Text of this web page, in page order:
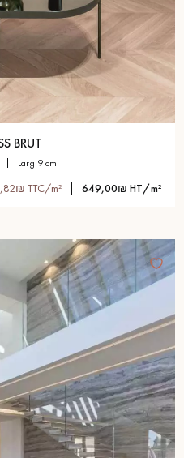
BRUT
larg 9 cm
TTC/m² 649,00₪ HT/m²